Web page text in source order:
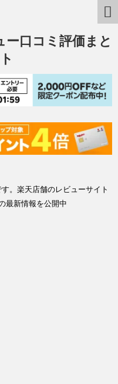
ー口コミ評価まと
。楽天店舗のレビューサイト
最新情報を公開中